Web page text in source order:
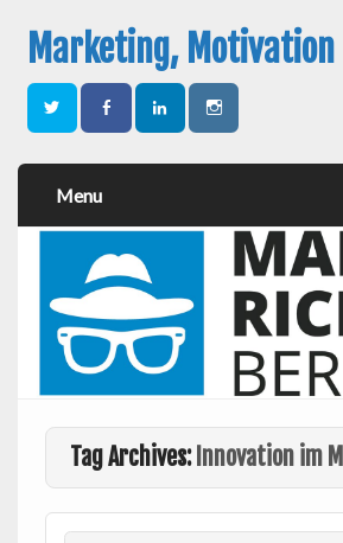
Marketing, Motivation
Menu
Tag Archives: Innovation im